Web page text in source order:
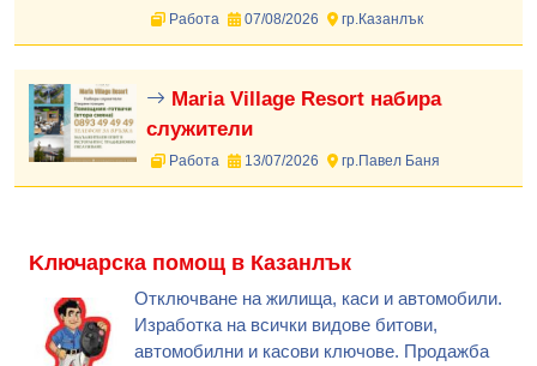
Работа 07/08/2026 гр.Казанлък
Maria Village Resort набира
служители
Работа 13/07/2026 гр.Павел Баня
Kлючарска помощ в Казанлък
Отключване на жилища, каси и автомобили.
Изработка на всички видове битови,
автомобилни и касови ключове. Продажба